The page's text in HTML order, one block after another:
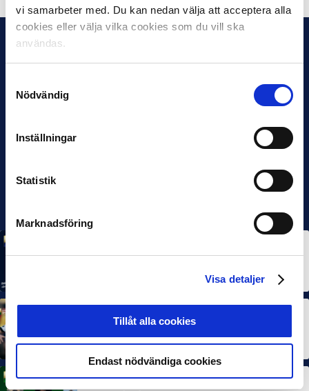
vi samarbeter med. Du kan nedan välja att acceptera alla
cookies eller välja vilka cookies som du vill ska
användas.
Nödvändig
Inställningar
Statistik
Marknadsföring
Visa detaljer
Tillåt alla cookies
Endast nödvändiga cookies
MÅNADENS SPELARE MÅNADENS TRÄNARE
10 JUL 2026